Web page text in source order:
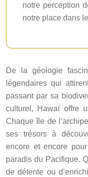
notre perception
notre place dans
De la géologie
légendaires qui
passant par sa
culturel, Hawaï offre
Chaque île de
ses trésors à
encore et encore
paradis du Pacifique.
de détente ou